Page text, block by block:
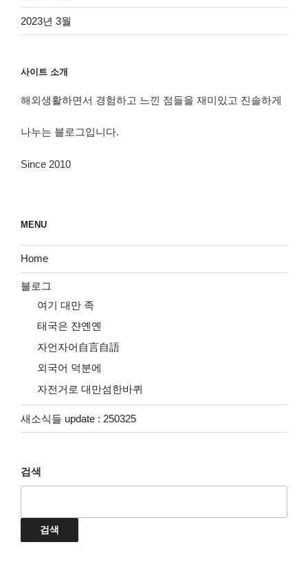
2023년 3월
사이트 소개
해외생활하면서 경험하고 느낀 점들을 재미있고 진솔하게
나누는 블로그입니다.
Since 2010
MENU
Home
블로그
여기 대만 족
태국은 쟌옌옌
자언자어自言自語
외국어 덕분에
자전거로 대만섬한바퀴
새소식들 update : 250325
검색
검색